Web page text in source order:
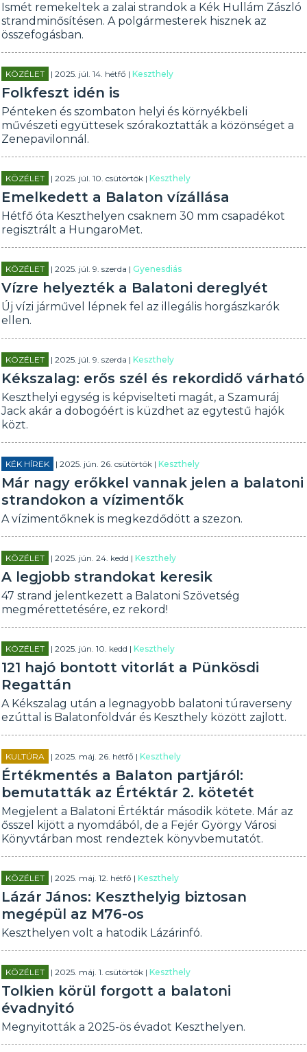
Ismét remekeltek a zalai strandok a Kék Hullám Zászló
strandminősítésen. A polgármesterek hisznek az
összefogásban.
KÖZÉLET | 2025. júl. 14. hétfő |Keszthely
Folkfeszt idén is
Pénteken és szombaton helyi és környékbeli
művészeti együttesek szórakoztatták a közönséget a
Zenepavilonnál.
KÖZÉLET | 2025. júl. 10. csütörtök |Keszthely
Emelkedett a Balaton vízállása
Hétfő óta Keszthelyen csaknem 30 mm csapadékot
regisztrált a HungaroMet.
KÖZÉLET | 2025. júl. 9. szerda |Gyenesdiás
Vízre helyezték a Balatoni dereglyét
Új vízi járművel lépnek fel az illegális horgászkarók
ellen.
KÖZÉLET | 2025. júl. 9. szerda |Keszthely
Kékszalag: erős szél és rekordidő várható
Keszthelyi egység is képviselteti magát, a Szamuráj
Jack akár a dobogóért is küzdhet az egytestű hajók
közt.
KÉK HÍREK | 2025. jún. 26. csütörtök |Keszthely
Már nagy erőkkel vannak jelen a balatoni
strandokon a vízimentők
A vízimentőknek is megkezdődött a szezon.
KÖZÉLET | 2025. jún. 24. kedd |Keszthely
A legjobb strandokat keresik
47 strand jelentkezett a Balatoni Szövetség
megmérettetésére, ez rekord!
KÖZÉLET | 2025. jún. 10. kedd |Keszthely
121 hajó bontott vitorlát a Pünkösdi
Regattán
A Kékszalag után a legnagyobb balatoni túraverseny
ezúttal is Balatonföldvár és Keszthely között zajlott.
KULTÚRA | 2025. máj. 26. hétfő |Keszthely
Értékmentés a Balaton partjáról:
bemutatták az Értéktár 2. kötetét
Megjelent a Balatoni Értéktár második kötete. Már az
ősszel kijött a nyomdából, de a Fejér György Városi
Könyvtárban most rendeztek könyvbemutatót.
KÖZÉLET | 2025. máj. 12. hétfő |Keszthely
Lázár János: Keszthelyig biztosan
megépül az M76-os
Keszthelyen volt a hatodik Lázárinfó.
KÖZÉLET | 2025. máj. 1. csütörtök |Keszthely
Tolkien körül forgott a balatoni
évadnyitó
Megnyitották a 2025-ös évadot Keszthelyen.